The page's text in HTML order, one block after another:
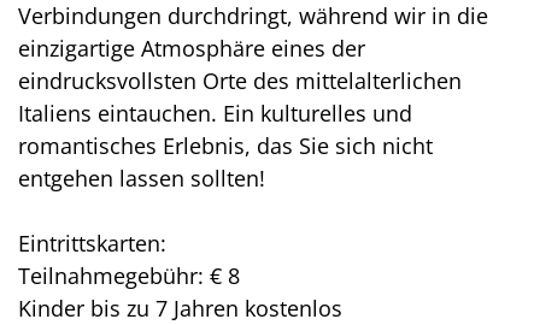
Verbindungen durchdringt, während wir in die
einzigartige Atmosphäre eines der
eindrucksvollsten Orte des mittelalterlichen
Italiens eintauchen. Ein kulturelles und
romantisches Erlebnis, das Sie sich nicht
entgehen lassen sollten!
Eintrittskarten:
Teilnahmegebühr: € 8
Kinder bis zu 7 Jahren kostenlos